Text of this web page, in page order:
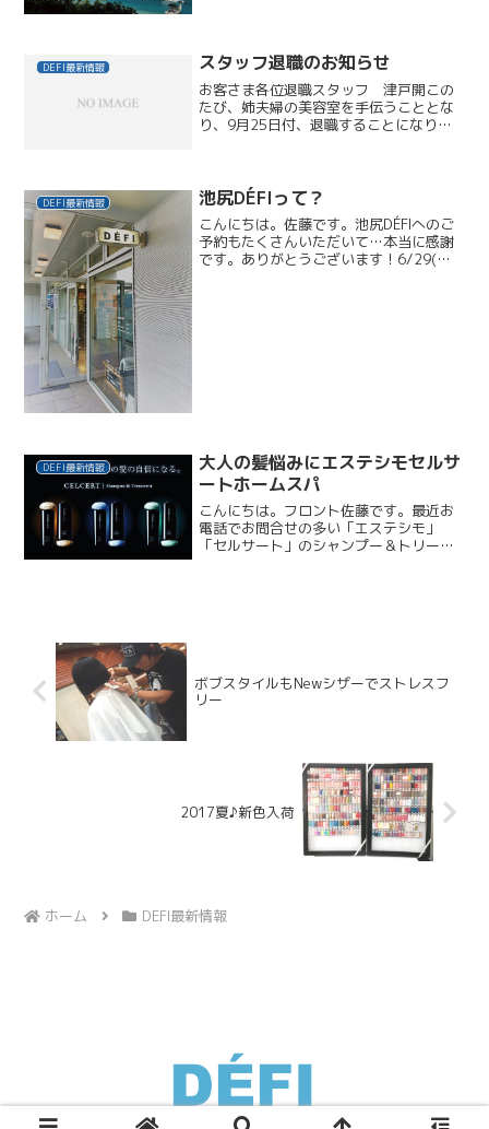
DEFI最新情報 スタッフ退職のお知らせ
お客さま各位退職スタッフ 津戸開この
たび、姉夫婦の美容室を手伝うこととな
り、9月25日付、退職することになりま
シスタント時代からご愛...
DEFI最新情報 池尻DÉFIって？
こんにちは。佐藤です。池尻DÉFIへのご
予約もたくさんいただいて…本当に感謝
です。ありがとうございます！6/29(日)
DEFI最新情報
大人の髪悩みにエステシモセルサ
ートホームスパ
こんにちは。フロント佐藤です。最近お
電話でお問合せの多い「エステシモ」
「セルサート」のシャンプー＆トリート
ボブスタイルもNewシザーでストレスフ
リー
2017夏♪新色入荷
ホーム DEFI最新情報